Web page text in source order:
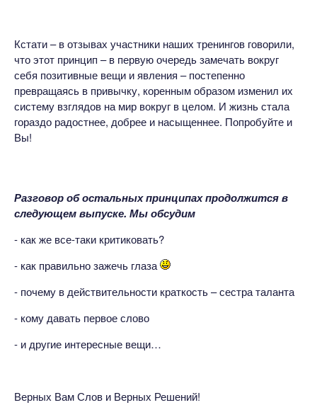
Кстати – в отзывах участники наших тренингов говорили,
что этот принцип – в первую очередь замечать вокруг
себя позитивные вещи и явления – постепенно
превращаясь в привычку, коренным образом изменил их
систему взглядов на мир вокруг в целом. И жизнь стала
гораздо радостнее, добрее и насыщеннее. Попробуйте и
Вы!
Разговор об остальных принципах продолжится в
следующем выпуске. Мы обсудим
- как же все-таки критиковать?
- как правильно зажечь глаза
- почему в действительности краткость – сестра таланта
- кому давать первое слово
- и другие интересные вещи…
Верных Вам Слов и Верных Решений!